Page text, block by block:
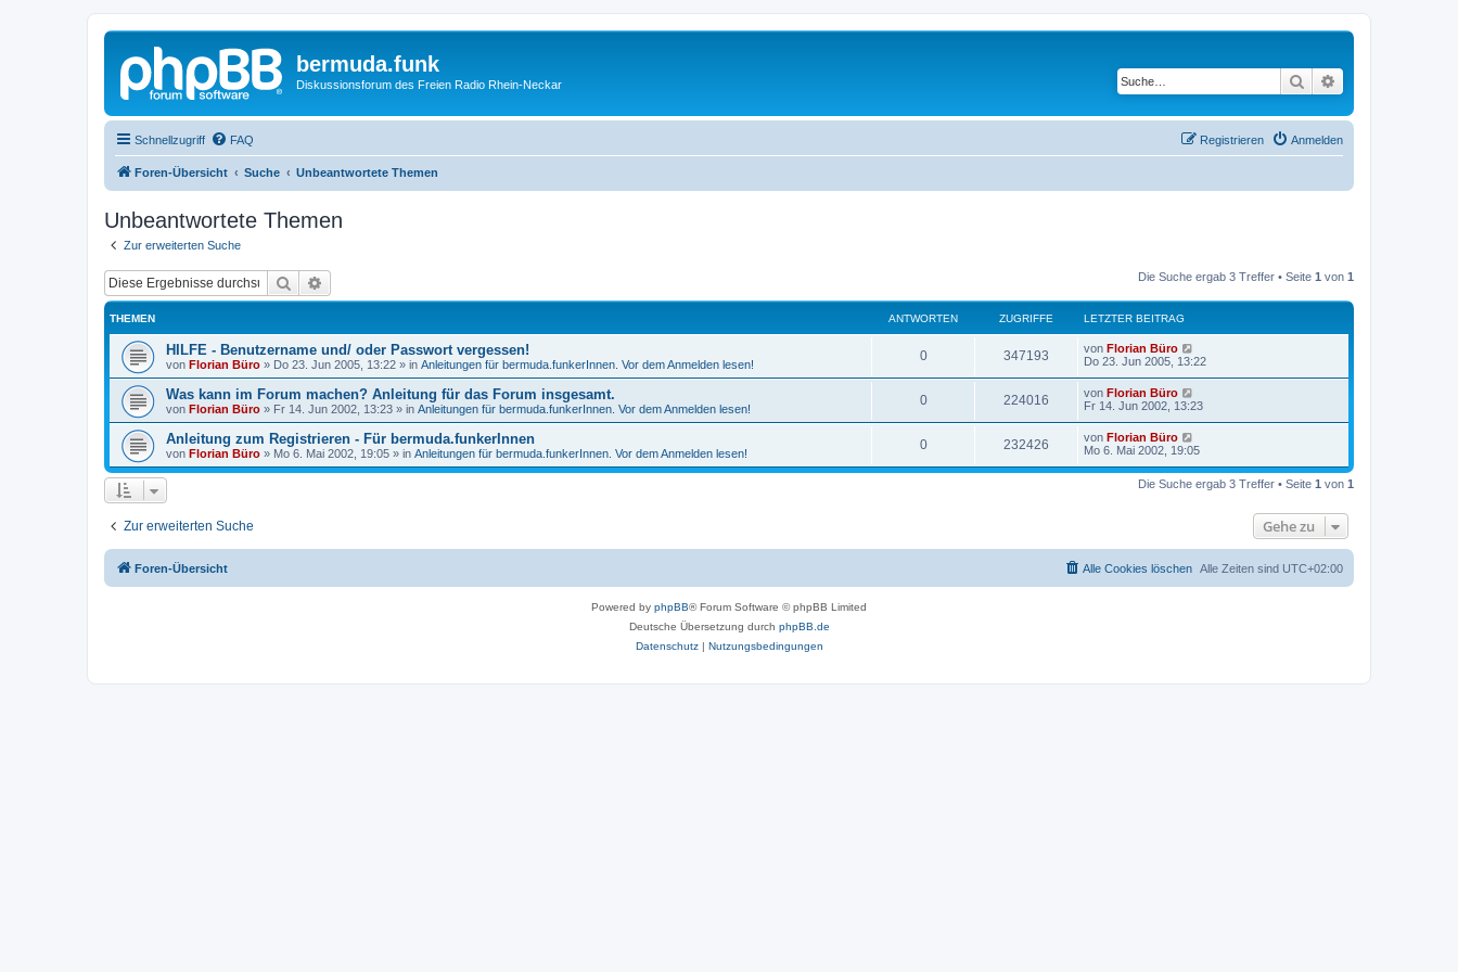
bermuda.funk
Diskussionsforum des Freien Radio Rhein-Neckar Suche
Schnellzugriff FAQ Anmelden
Registrieren
Foren-Übersicht Suche Unbeantwortete Themen
Unbeantwortete Themen
Zur erweiterten Suche
Suche Die Suche ergab 3 Treffer • Seite 1 von 1
THEMEN ANTWORTEN ZUGRIFFE LETZTER BEITRAG
HILFE - Benutzername und/ oder Passwort vergessen!
von Florian Büro » Do 23. Jun 2005, 13:22 » in Anleitungen für bermuda.funkerInnen. Vor dem Anmelden lesen!
0 347193 von Florian Büro
Do 23. Jun 2005, 13:22
Was kann im Forum machen? Anleitung für das Forum insgesamt.
von Florian Büro » Fr 14. Jun 2002, 13:23 » in Anleitungen für bermuda.funkerInnen. Vor dem Anmelden lesen!
0 224016 von Florian Büro
Fr 14. Jun 2002, 13:23
Anleitung zum Registrieren - Für bermuda.funkerInnen
von Florian Büro » Mo 6. Mai 2002, 19:05 » in Anleitungen für bermuda.funkerInnen. Vor dem Anmelden lesen!
0 232426 von Florian Büro
Mo 6. Mai 2002, 19:05
Die Suche ergab 3 Treffer • Seite 1 von 1
Zur erweiterten Suche Gehe zu
Foren-Übersicht Alle Zeiten sind UTC+02:00
Alle Cookies löschen
Powered by phpBB® Forum Software © phpBB Limited
Deutsche Übersetzung durch phpBB.de
Datenschutz| Nutzungsbedingungen